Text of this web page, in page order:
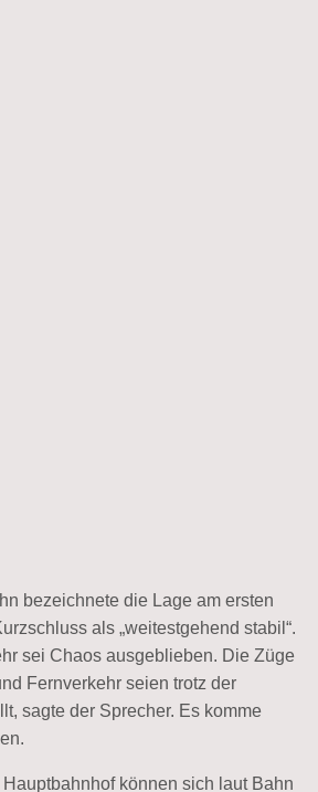
bezeichnete die Lage am ersten
als „weitestgehend stabil“.
sei Chaos ausgeblieben. Die Züge
Fernverkehr seien trotz der
sagte der Sprecher. Es komme
können sich laut Bahn